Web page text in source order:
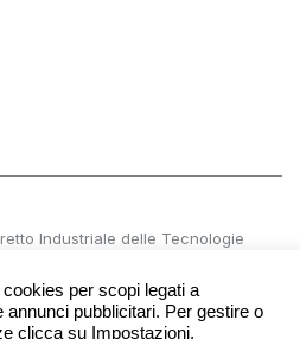
Industriale delle Tecnologie
270601
cookies per scopi legati a
annunci pubblicitari. Per gestire o
clicca su Impostazioni.